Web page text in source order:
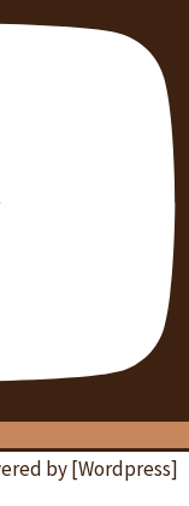
by [Wordpress]